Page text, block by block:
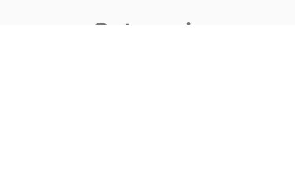
Categorias